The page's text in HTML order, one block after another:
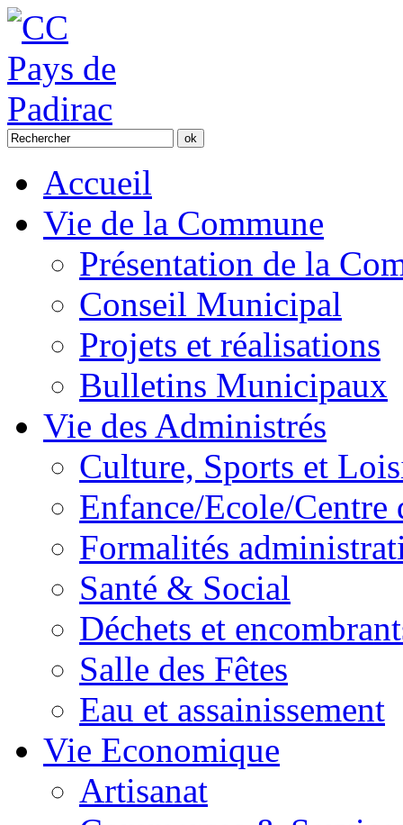
Accueil
Vie de la Commune
Présentation de la
Conseil Municipal
Projets et réalisations
Bulletins Municipaux
Vie des Administrés
Culture, Sports et
Enfance/Ecole/Centre
Formalités
Santé & Social
Déchets et
Salle des Fêtes
Eau et assainissement
Vie Economique
Artisanat